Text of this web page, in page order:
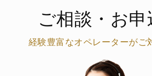
ご相談・お申
経験豊富なオペレーターがご